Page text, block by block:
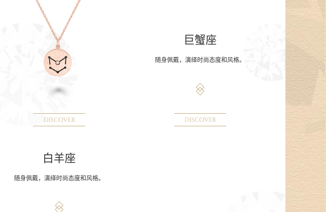
DISCOVER
巨蟹座
随身佩戴，演绎时尚态度和风格。
DISCOVER
白羊座
随身佩戴，演绎时尚态度和风格。